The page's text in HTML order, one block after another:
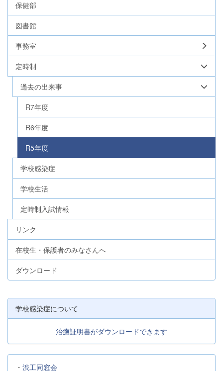
保健部
図書館
事務室
定時制
過去の出来事
R7年度
R6年度
R5年度
学校感染症
学校生活
定時制入試情報
リンク
在校生・保護者のみなさんへ
ダウンロード
学校感染症について
治癒証明書がダウンロードできます
・ 渋工同窓会